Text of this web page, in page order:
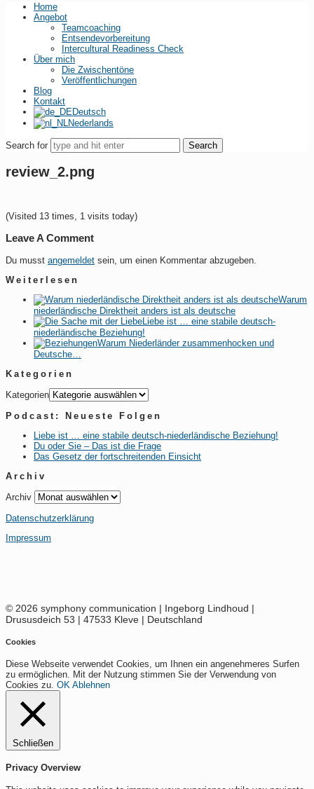
Home
Angebot
Teamcoaching
Entsendevorbereitung
Intercultural Readiness Check
Über mich
Die Zwischentöne
Veröffentlichungen
Blog
Kontakt
Deutsch
Nederlands
Search for
review_2.png
(Visited 13 times, 1 visits today)
Leave A Comment
Du musst angemeldet sein, um einen Kommentar abzugeben.
Weiterlesen
Warum
niederländische Direktheit anders ist als deutsche
Liebe ist … eine stabile deutsch-
niederländische Beziehung!
Warum Niederländer zusammenhocken und
Deutsche…
Kategorien
Kategorien
Podcast: Neueste Folgen
Liebe ist … eine stabile deutsch-niederländische Beziehung!
Du oder Sie – Das ist die Frage
Das Gesetz der fortschreitenden Einsicht
Archiv
Archiv
Datenschutzerklärung
Impressum
© 2026 symphony communication | Ingeborg Lindhoud |
Drususdeich 53 | 47533 Kleve | Deutschland
Cookies
Diese Webseite verwendet Cookies, um Ihnen ein angenehmeres Surfen
zu ermöglichen. Mit der Nutzung stimmen Sie der Verwendung von
Cookies zu. OK Ablehnen
Schließen
Privacy Overview